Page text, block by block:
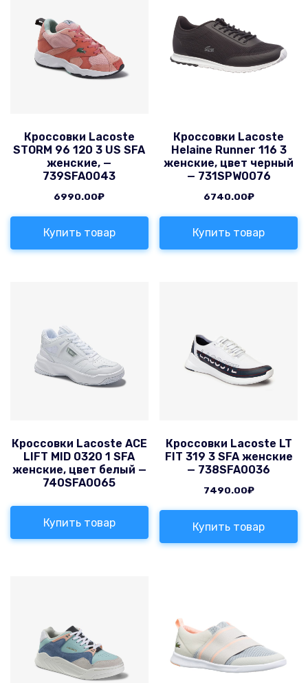
Кроссовки Lacoste
STORM 96 120 3 US SFA
женские, —
739SFA0043
6990.00₽
Купить товар
Кроссовки Lacoste
Helaine Runner 116 3
женские, цвет черный
— 731SPW0076
6740.00₽
Купить товар
Кроссовки Lacoste ACE
LIFT MID 0320 1 SFA
женские, цвет белый —
740SFA0065
Купить товар
Кроссовки Lacoste LT
FIT 319 3 SFA женские
— 738SFA0036
7490.00₽
Купить товар